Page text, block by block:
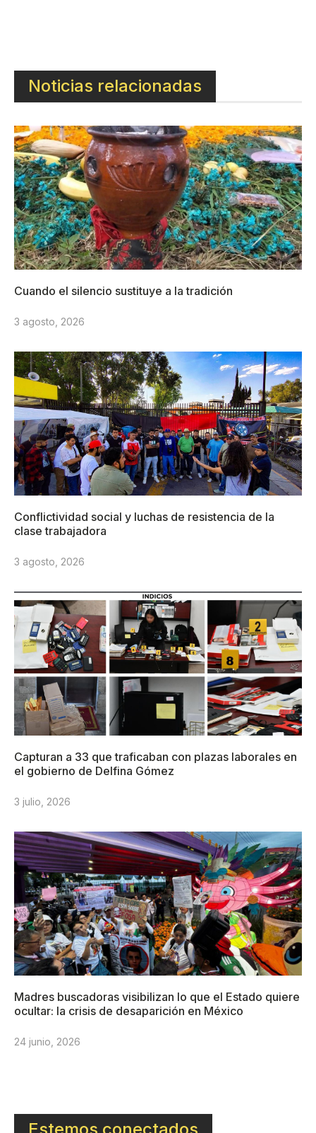
Noticias relacionadas
Cuando el silencio sustituye a la tradición
3 agosto, 2026
Conflictividad social y luchas de resistencia de la
clase trabajadora
3 agosto, 2026
Capturan a 33 que traficaban con plazas laborales en
el gobierno de Delfina Gómez
3 julio, 2026
Madres buscadoras visibilizan lo que el Estado quiere
ocultar: la crisis de desaparición en México
24 junio, 2026